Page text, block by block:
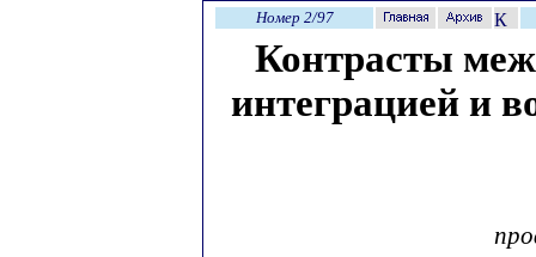
Номер 2/97
Контрасты
интеграцией и